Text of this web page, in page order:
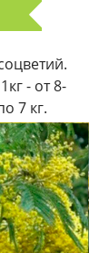
- от 8-
7 кг.